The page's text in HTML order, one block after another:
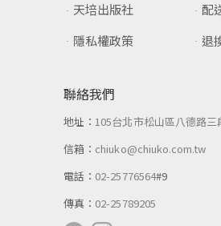
天培出版社
隱私權政策
配
退
聯絡我們
地址：105台北市松山區八德路三
信箱： chiuko@chiuko.com.tw
電話： 02-25776564#9
傳真： 02-25789205